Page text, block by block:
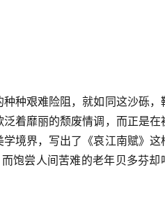
种艰难险阻，就如同这沙砾，
着靡丽的颓废情调，而正是在
境界，写出了《哀江南赋》这
饱尝人间苦难的老年贝多芬却